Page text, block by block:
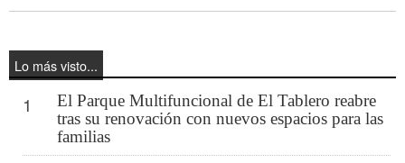
Lo más visto...
1
El Parque Multifuncional de El Tablero reabre
tras su renovación con nuevos espacios para las
familias